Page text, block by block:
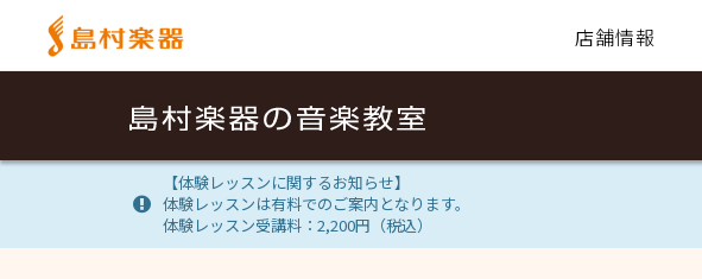
店舗情報
【体験レッスンに関するお知らせ】
体験レッスンは有料でのご案内となります。
体験レッスン受講料：2,200円（税込）